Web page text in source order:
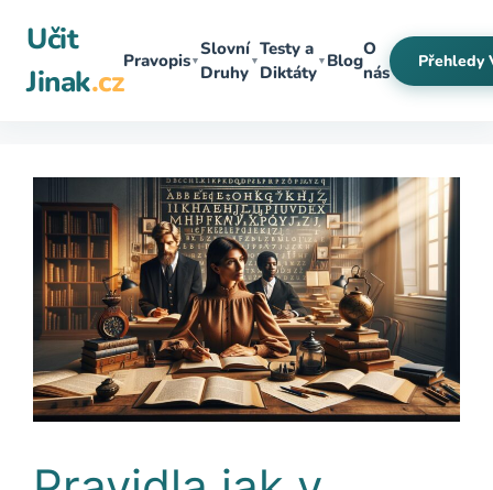
obsah
Učit
Jinak.cz
Pravopis▼
Slovní
Druhy
▼
Testy a
Diktáty
▼ Blog
O
nás
Přehledy